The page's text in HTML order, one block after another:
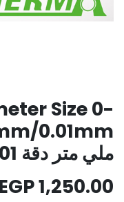
Size 0-
ملي متر دقة 0.01 ملي متر
1,250.00